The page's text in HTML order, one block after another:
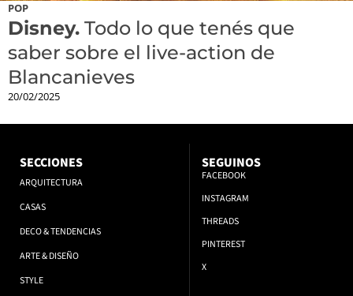
POP
Disney. Todo lo que tenés que
saber sobre el live-action de
Blancanieves
20/02/2025
SECCIONES
ARQUITECTURA
CASAS
DECO & TENDENCIAS
ARTE & DISEÑO
STYLE
SEGUINOS
FACEBOOK
INSTAGRAM
THREADS
PINTEREST
X